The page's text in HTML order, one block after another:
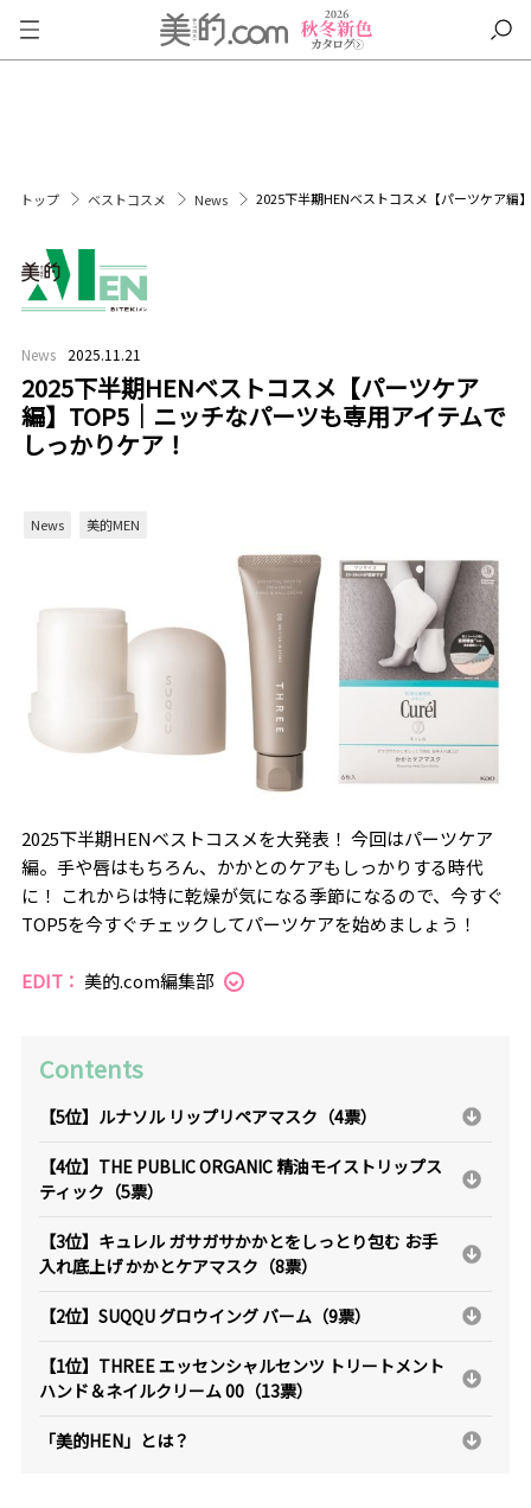
トップ ベストコスメ News 2025下半期HENベストコスメ【パーツケア編
News 2025.11.21
2025下半期HENベストコスメ【パーツケア
編】TOP5｜ニッチなパーツも専用アイテムで
しっかりケア！
News 美的MEN
2025下半期HENベストコスメを大発表！ 今回はパーツケア
編。手や唇はもちろん、かかとのケアもしっかりする時代
に！ これからは特に乾燥が気になる季節になるので、今すぐ
TOP5を今すぐチェックしてパーツケアを始めましょう！
EDIT： 美的.com編集部
Contents
【5位】ルナソル リップリペアマスク（4票）
【4位】THE PUBLIC ORGANIC 精油モイストリップス
ティック（5票）
【3位】キュレル ガサガサかかとをしっとり包む お手
入れ底上げ かかとケアマスク（8票）
【2位】SUQQU グロウイング バーム（9票）
【1位】THREE エッセンシャルセンツ トリートメント
ハンド＆ネイルクリーム 00（13票）
「美的HEN」とは？